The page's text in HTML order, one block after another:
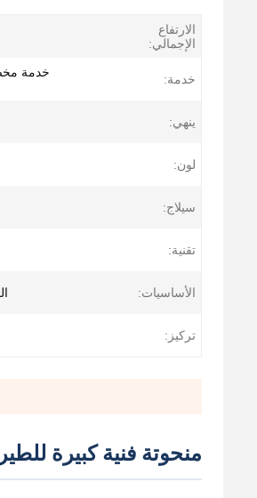
الارتفاع
الإجمالي:
خدمة:
خدمة
ينهي:
لون:
سيلاج:
تقنية:
الأساسيات:
تركيز:
منحوتة فنية كبيرة